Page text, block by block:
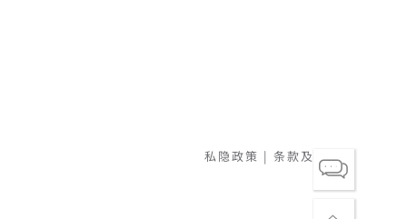
私隐政策 | 条款及细则